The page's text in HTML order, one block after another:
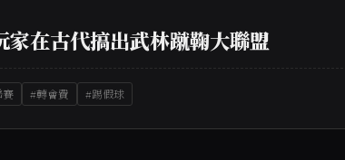
在古代搞出武林蹴鞠大聯盟
賽 #轉會費 #踢假球